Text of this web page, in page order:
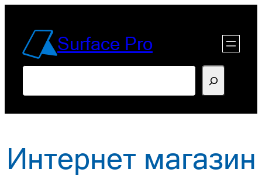
содержимомуSurface Pro
Интернет магазин